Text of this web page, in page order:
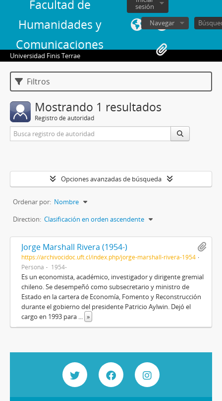
Facultad de
Humanidades y
Comunicaciones
sesión
Navegar
Universidad Finis Terrae
Filtros
Mostrando 1 resultados
Registro de autoridad
Opciones avanzadas de búsqueda
Ordenar por: Nombre
Direction: Clasificación en orden ascendente
Jorge Marshall Rivera (1954-)
https://archivocidoc.uft.cl/index.php/jorge-marshall-rivera-1954
Persona
1954-
Es un economista, académico, investigador y dirigente gremial
chileno. Se desempeñó como subsecretario y ministro de
Estado en la cartera de Economía, Fomento y Reconstrucción
durante el gobierno del presidente Patricio Aylwin. Dejó el
cargo en 1993 para ... »